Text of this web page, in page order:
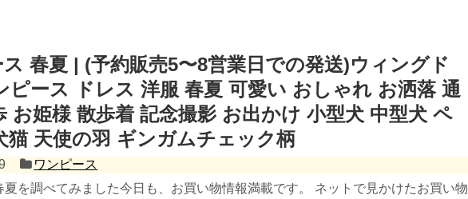
春夏 | (予約販売5〜8営業日での発送)ウィングド
ピース ドレス 洋服 春夏 可愛い おしゃれ お洒落 通
お姫様 散歩着 記念撮影 お出かけ 小型犬 中型犬 ペ
猫 天使の羽 ギンガムチェック柄
ワンピース
夏を調べてみました今日も、お買い物情報満載です。 ネットで見かけたお買い物